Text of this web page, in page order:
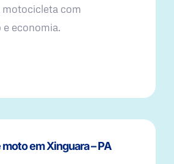
com
economia.
em Xinguara – PA